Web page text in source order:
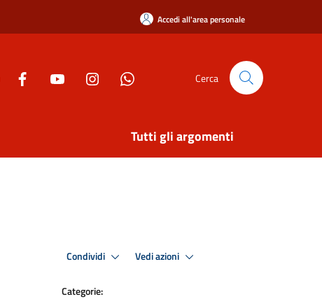
Accedi all'area personale
Cerca
Tutti gli argomenti
Condividi Vedi azioni
Categorie: